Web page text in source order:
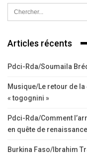
Articles récents
Pdci-Rda/Soumaila
Musique/Le retour de la
« togognini »
Pdci-Rda/Comment
en quête de renaissance
Burkina Faso/Ibrahim